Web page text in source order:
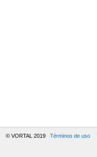
© VORTAL 2019 Términos de uso